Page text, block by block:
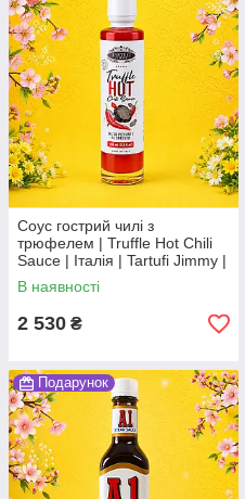
Соус гострий чилі з
трюфелем | Truffle Hot Chili
Sauce | Італія | Tartufi Jimmy |
100 мл | пікантний соус з
ароматом трюфеля По
В наявності
2 530 ₴
Подарунок